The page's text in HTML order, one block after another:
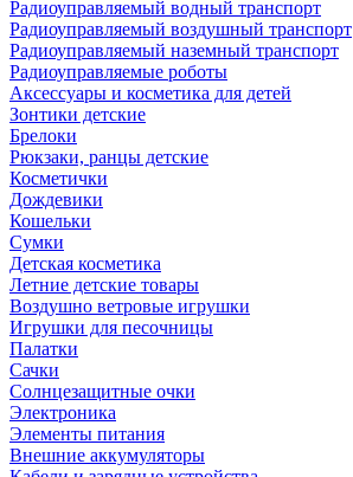
Радиоуправляемый водный транспорт
Радиоуправляемый воздушный транспорт
Радиоуправляемый наземный транспорт
Радиоуправляемые роботы
Аксессуары и косметика для детей
Зонтики детские
Брелоки
Рюкзаки, ранцы детские
Косметички
Дождевики
Кошельки
Сумки
Детская косметика
Летние детские товары
Воздушно ветровые игрушки
Игрушки для песочницы
Палатки
Сачки
Солнцезащитные очки
Электроника
Элементы питания
Внешние аккумуляторы